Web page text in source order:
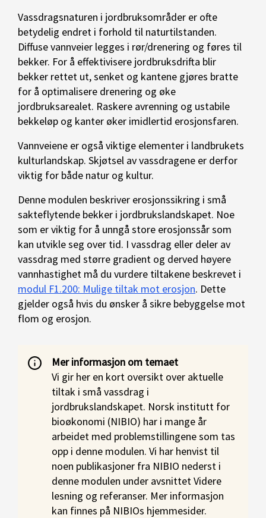
Vassdragsnaturen i jordbruksområder er ofte
betydelig endret i forhold til naturtilstanden.
Diffuse vannveier legges i rør/drenering og føres til
bekker. For å effektivisere jordbruksdrifta blir
bekker rettet ut, senket og kantene gjøres bratte
for å optimalisere drenering og øke
jordbruksarealet. Raskere avrenning og ustabile
bekkeløp og kanter øker imidlertid erosjonsfaren.
Vannveiene er også viktige elementer i landbrukets
kulturlandskap. Skjøtsel av vassdragene er derfor
viktig for både natur og kultur.
Denne modulen beskriver erosjonssikring i små
sakteflytende bekker i jordbrukslandskapet. Noe
som er viktig for å unngå store erosjonssår som
kan utvikle seg over tid. I vassdrag eller deler av
vassdrag med større gradient og derved høyere
vannhastighet må du vurdere tiltakene beskrevet i
modul F1.200: Mulige tiltak mot erosjon. Dette
gjelder også hvis du ønsker å sikre bebyggelse mot
flom og erosjon.
Mer informasjon om temaet
Vi gir her en kort oversikt over aktuelle
tiltak i små vassdrag i
jordbrukslandskapet. Norsk institutt for
bioøkonomi (NIBIO) har i mange år
arbeidet med problemstillingene som tas
opp i denne modulen. Vi har henvist til
noen publikasjoner fra NIBIO nederst i
denne modulen under avsnittet Videre
lesning og referanser. Mer informasjon
kan finnes på NIBIOs hjemmesider.